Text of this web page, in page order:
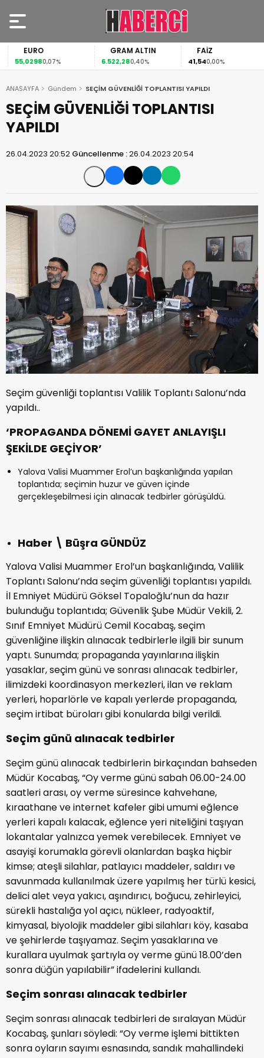
EURO
55,02980,07%
GRAM ALTIN
6.522,280,40%
FAİZ
41,540,00%
ANASAYFA Gündem SEÇİM GÜVENLİĞİ TOPLANTISI YAPILDI
SEÇİM GÜVENLİĞİ TOPLANTISI
YAPILDI
26.04.2023 20:52 Güncellenme :26.04.2023 20:54
Seçim güvenliği toplantısı Valilik Toplantı Salonu’nda
yapıldı..
‘PROPAGANDA DÖNEMİ GAYET ANLAYIŞLI
ŞEKİLDE GEÇİYOR’
Yalova Valisi Muammer Erol’un başkanlığında yapılan
toplantıda; seçimin huzur ve güven içinde
gerçekleşebilmesi için alınacak tedbirler görüşüldü.
Haber \ Büşra GÜNDÜZ
Yalova Valisi Muammer Erol’un başkanlığında, Valilik
Toplantı Salonu’nda seçim güvenliği toplantısı yapıldı.
İl Emniyet Müdürü Göksel Topaloğlu’nun da hazır
bulunduğu toplantıda; Güvenlik Şube Müdür Vekili, 2.
Sınıf Emniyet Müdürü Cemil Kocabaş, seçim
güvenliğine ilişkin alınacak tedbirlerle ilgili bir sunum
yaptı. Sunumda; propaganda yayınlarına ilişkin
yasaklar, seçim günü ve sonrası alınacak tedbirler,
ilimizdeki koordinasyon merkezleri, ilan ve reklam
yerleri, hoparlörle ve kapalı yerlerde propaganda,
seçim irtibat büroları gibi konularda bilgi verildi.
Seçim günü alınacak tedbirler
Seçim günü alınacak tedbirlerin birkaçından bahseden
Müdür Kocabaş, “Oy verme günü sabah 06.00-24.00
saatleri arası, oy verme süresince kahvehane,
kıraathane ve internet kafeler gibi umumi eğlence
yerleri kapalı kalacak, eğlence yeri niteliğini taşıyan
lokantalar yalnızca yemek verebilecek. Emniyet ve
asayişi korumakla görevli olanlardan başka hiçbir
kimse; ateşli silahlar, patlayıcı maddeler, saldırı ve
savunmada kullanılmak üzere yapılmış her türlü kesici,
delici alet veya yakıcı, aşındırıcı, boğucu, zehirleyici,
sürekli hastalığa yol açıcı, nükleer, radyoaktif,
kimyasal, biyolojik maddeler gibi silahları köy, kasaba
ve şehirlerde taşıyamaz. Seçim yasaklarına ve
kurallara uyulmak şartıyla oy verme günü 18.00’den
sonra düğün yapılabilir” ifadelerini kullandı.
Seçim sonrası alınacak tedbirler
Seçim sonrası alınacak tedbirleri de sıralayan Müdür
Kocabaş, şunları söyledi: “Oy verme işlemi bittikten
sonra oyların sayımı esnasında, sandık mahallindeki